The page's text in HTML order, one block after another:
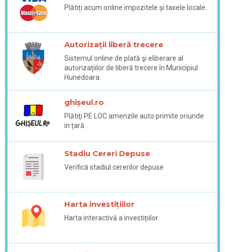
Plătiți acum online impozitele și taxele locale.
Autorizații liberă trecere
Sistemul online de plată şi eliberare al
autorizaţiilor de liberă trecere în Municipiul
Hunedoara.
ghișeul.ro
Plătiţi PE LOC amenzile auto primite oriunde
in țară
Stadiu Cereri Depuse
Verifică stadiul cererilor depuse
Harta investițiilor
Harta interactivă a investițiilor.